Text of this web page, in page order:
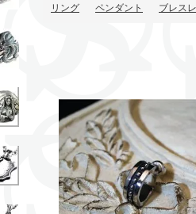
リング ペンダント ブレス